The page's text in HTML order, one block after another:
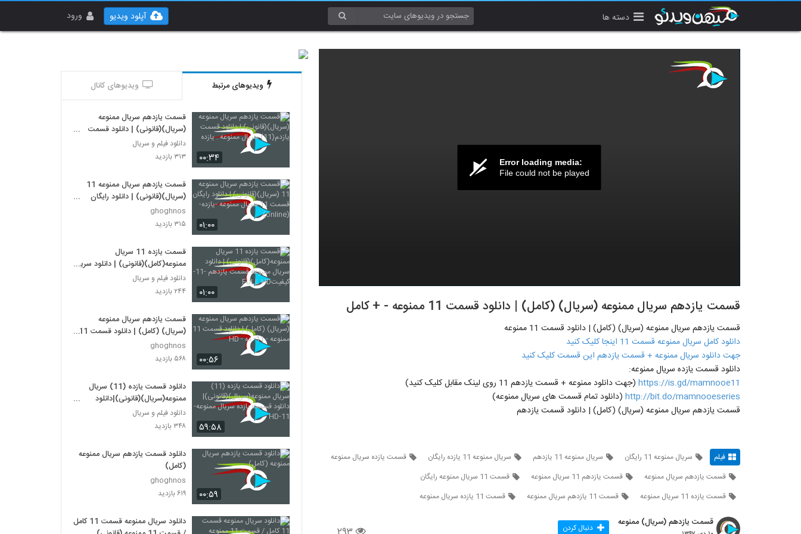
دسته ها ورود آپلود ویدیو
Error loading media:
File could not be played
قسمت یازدهم سریال ممنوعه (سریال) (کامل) | دانلود قسمت 11 ممنوعه - + کامل
قسمت یازدهم سریال ممنوعه (سریال) (کامل) | دانلود قسمت 11 ممنوعه
دانلود کامل سریال ممنوعه قسمت 11 اینجا کلیک کنید
جهت دانلود سریال ممنوعه + قسمت یازدهم این قسمت کلیک کنید
دانلود قسمت یازده سریال ممنوعه:
https://is.gd/mamnooe11 (جهت دانلود ممنوعه + قسمت یازدهم 11 روی لینک مقابل کلیک کنید)
http://bit.do/mamnooeseries (دانلود تمام قسمت های سریال ممنوعه)
قسمت یازدهم سریال ممنوعه (سریال) (کامل) | دانلود قسمت یازدهم
فیلم سریال ممنوعه 11 رایگان سریال ممنوعه 11 یازدهم سریال ممنوعه 11 یازده رایگان
قسمت یازده سریال ممنوعه
قسمت یازدهم سریال ممنوعه
قسمت یازدهم 11 سریال ممنوعه
قسمت 11 سریال ممنوعه رایگان
قسمت یازده 11 سریال ممنوعه
قسمت 11 یازدهم سریال ممنوعه قسمت 11 یازده سریال ممنوعه
قسمت یازدهم (سریال) ممنوعه دنبال کردن
ویدیوهای مرتبط ویدیوهای کانال
۰۰:۳۴
قسمت یازدهم سریال ممنوعه
(سریال)(قانونی) | دانلود قسمت
یازدم(11) سریال ممنوعه . یازده
دانلود فیلم و سریال
۳۱۳ بازدید
۰۱:۰۰
قسمت یازدهم سریال ممنوعه 11
(سریال)(قانونی) | دانلود رایگان
قسمت 11 سریال ممنوعه -یازده-
(online)
ghoghnos
۳۱۵ بازدید
۰۱:۰۰
قسمت یازده 11 سریال
ممنوعه(کامل)(قانونی) | دانلود سریال
کیفیتFULL HD
دانلود فیلم و سریال
۲۴۴ بازدید
۰۰:۵۶
قسمت یازدهم سریال ممنوعه
(سریال) (کامل) | دانلود قسمت 11
ممنوعه - 11- ده - HD
ghoghnos
۵۶۸ بازدید
۵۹:۵۸
دانلود قسمت یازده (11) سریال
ممنوعه(سریال)(قانونی)|دانلود
قسمت یازده سریال ممنوعه- 11-HD
دانلود فیلم و سریال
۳۴۸ بازدید
۰۰:۵۹
دانلود قسمت یازدهم سریال ممنوعه
(کامل)
ghoghnos
۶۱۹ بازدید
دانلود سریال ممنوعه قسمت 11 کامل